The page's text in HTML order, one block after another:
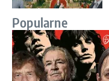
Popularne